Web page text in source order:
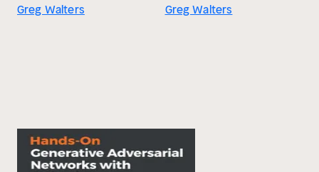
Greg Walters
Greg Walters